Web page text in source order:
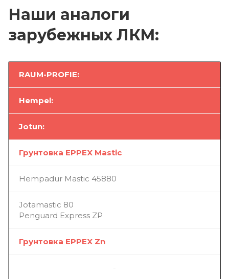
Наши аналоги
зарубежных ЛКМ:
RAUM-PROFIE:
Hempel:
Jotun:
Грунтовка EPPEX Mastic
Hempadur Mastic 45880
Jotamastic 80
Penguard Express ZP
Грунтовка EPPEX Zn
-